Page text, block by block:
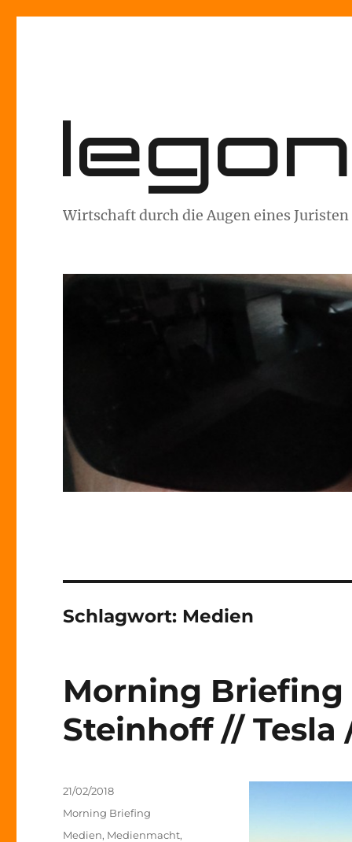
Wirtschaft durch die Augen eines Juristen
Schlagwort: Medien
Morning Briefing
Steinhoff // Tesla
Veröffentlicht
21/02/2018
Kategorien
Morning Briefing
Schlagwörter
Medien, Medienmacht,